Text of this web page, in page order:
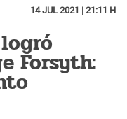
14 JUL 2021 | 21:11 H
Forsyth: